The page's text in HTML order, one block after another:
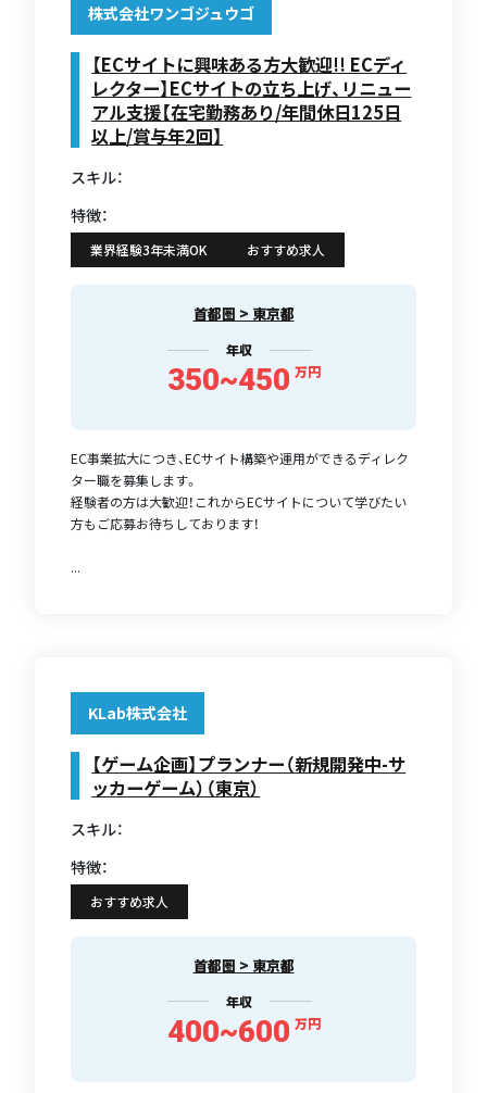
株式会社ワンゴジュウゴ
【ECサイトに興味ある方大歓迎!! ECディ
レクター】ECサイトの立ち上げ、リニュー
アル支援【在宅勤務あり/年間休日125日
以上/賞与年2回】
スキル：
特徴：
業界経験3年未満OK おすすめ求人
首都圏 > 東京都
年収
350~450 万円
EC事業拡大につき、ECサイト構築や運用ができるディレク
ター職を募集します。
経験者の方は大歓迎！これからECサイトについて学びたい
方もご応募お待ちしております！
...
KLab株式会社
【ゲーム企画】プランナー（新規開発中-サ
ッカーゲーム）（東京）
スキル：
特徴：
おすすめ求人
首都圏 > 東京都
年収
400~600 万円